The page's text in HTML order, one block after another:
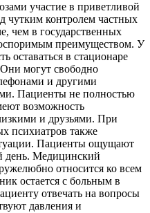
участие в приветливой
чутким контролем частных
чем в государственных
преимуществом. У
оставаться в стационаре
могут свободно
и другими
Пациенты не полностью
возможность
и друзьями. При
психиатров также
Пациенты ощущают
день. Медицинский
относится ко всем
остается с больным в
отвечать на вопросы
давления и